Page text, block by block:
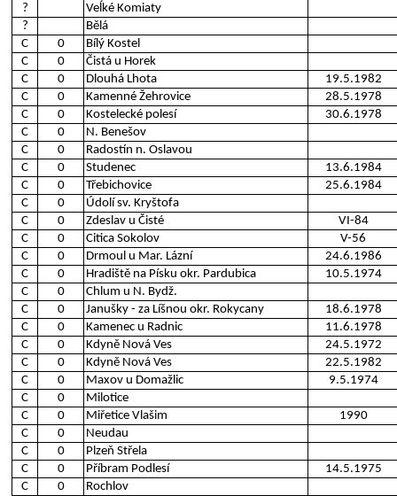
?
Veĺké Komiaty
?
Bělá
C
0
Bílý Kostel
C
0
Čistá u Horek
C
0 Dlouhá Lhota
19.5.1982
C
0 Kamenné Žehrovice
28.5.1978
C
0 Kostelecké polesí
30.6.1978
C
0
N. Benešov
C
0
Radostín n. Oslavou
C
0 Studenec
13.6.1984
C
0 Třebichovice
25.6.1984
C
0
Údolí sv. Kryštofa
C
0 Zdeslav u Čisté
VI-84
C
0 Citica Sokolov
V-56
C
0 Drmoul u Mar. Lázní
24.6.1986
C
0 Hradiště na Písku okr. Pardubica
10.5.1974
C
0
Chlum u N. Bydž.
C
0 Janušky - za Líšnou okr. Rokycany
18.6.1978
C
0 Kamenec u Radnic
11.6.1978
C
0 Kdyně Nová Ves
24.5.1972
C
0 Kdyně Nová Ves
22.5.1982
C
0 Maxov u Domažlic
9.5.1974
C
0
Milotice
C
0 Miřetice Vlašim
1990
C
0
Neudau
C
0
Plzeň Střela
C
0 Příbram Podlesí
14.5.1975
C
0
Rochlov